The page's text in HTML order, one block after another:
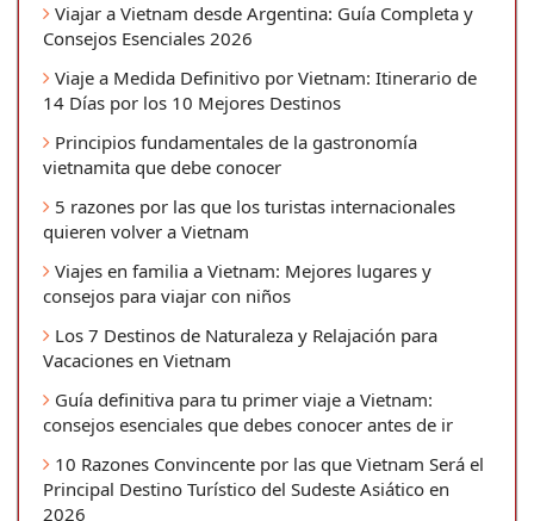
Viajar a Vietnam desde Argentina: Guía Completa y
Consejos Esenciales 2026
Viaje a Medida Definitivo por Vietnam: Itinerario de
14 Días por los 10 Mejores Destinos
Principios fundamentales de la gastronomía
vietnamita que debe conocer
5 razones por las que los turistas internacionales
quieren volver a Vietnam
Viajes en familia a Vietnam: Mejores lugares y
consejos para viajar con niños
Los 7 Destinos de Naturaleza y Relajación para
Vacaciones en Vietnam
Guía definitiva para tu primer viaje a Vietnam:
consejos esenciales que debes conocer antes de ir
10 Razones Convincente por las que Vietnam Será el
Principal Destino Turístico del Sudeste Asiático en
2026